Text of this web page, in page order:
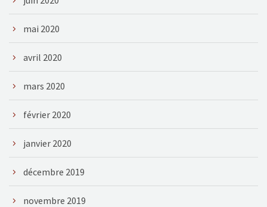
mai 2020
avril 2020
mars 2020
février 2020
janvier 2020
décembre 2019
novembre 2019